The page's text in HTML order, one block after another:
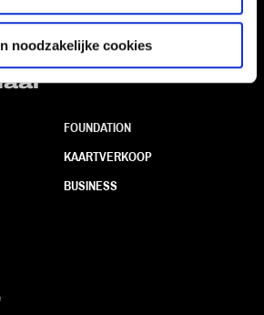
noodzakelijke cookies
FOUNDATION
KAARTVERKOOP
BUSINESS